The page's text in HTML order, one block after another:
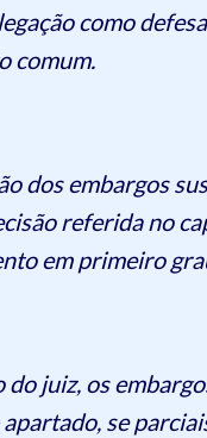
como
comum.
dos embargos
referida no
em primeiro
do juiz, os
se